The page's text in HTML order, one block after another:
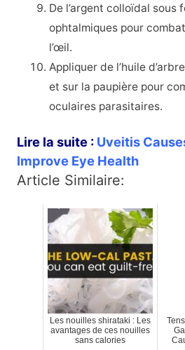
De l’argent colloïdal sous
ophtalmiques pour
l’œil.
Appliquer de l’huile
et sur la paupière pour
oculaires parasitaires.
Lire la suite : Uveitis
Improve Eye Health
Article Similaire:
Les nouilles shirataki : Les
avantages de ces nouilles
sans calories